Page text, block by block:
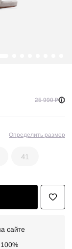
25 990 ₽
Определить размер
41
сайте